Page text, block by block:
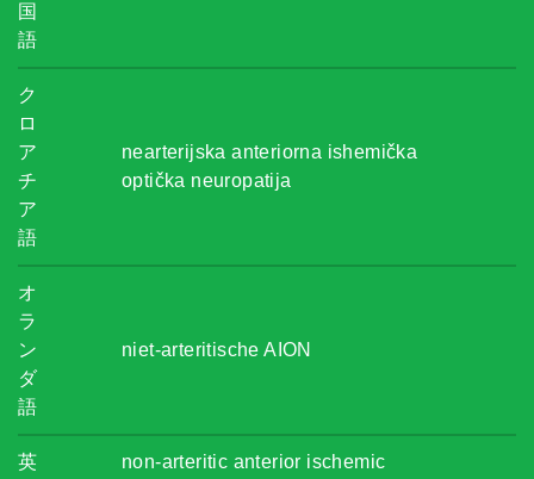
国
語
ク
ロ
ア
チ
ア
語
nearterijska anteriorna ishemička
optička neuropatija
オ
ラ
ン
ダ
語
niet-arteritische AION
英
non-arteritic anterior ischemic